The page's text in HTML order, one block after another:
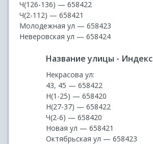
Ч(126-136) — 658422
Ч(2-112) — 658421
Молодежная ул — 658423
Неверовская ул — 658424
Название улицы - Индекс
Некрасова ул:
43, 45 — 658422
Н(1-25) — 658420
Н(27-37) — 658422
Ч(2-6) — 658420
Новая ул — 658421
Октябрьская ул — 658423